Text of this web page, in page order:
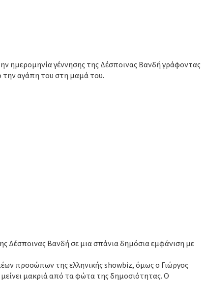
ημερομηνία γέννησης της Δέσποινας Βανδή γράφοντας
αγάπη του στη μαμά του.
Δέσποινας Βανδή σε μια σπάνια δημόσια εμφάνιση με
προσώπων της ελληνικής showbiz, όμως ο Γιώργος
μείνει μακριά από τα φώτα της δημοσιότητας. Ο